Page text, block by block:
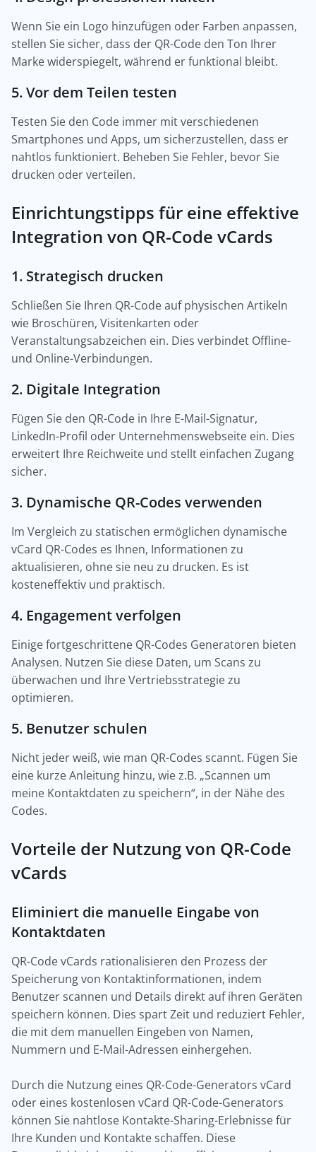
Wenn Sie ein Logo hinzufügen oder Farben anpassen,
stellen Sie sicher, dass der QR-Code den Ton Ihrer
Marke widerspiegelt, während er funktional bleibt.
5. Vor dem Teilen testen
Testen Sie den Code immer mit verschiedenen
Smartphones und Apps, um sicherzustellen, dass er
nahtlos funktioniert. Beheben Sie Fehler, bevor Sie
drucken oder verteilen.
Einrichtungstipps für eine effektive
Integration von QR-Code vCards
1. Strategisch drucken
Schließen Sie Ihren QR-Code auf physischen Artikeln
wie Broschüren, Visitenkarten oder
Veranstaltungsabzeichen ein. Dies verbindet Offline-
und Online-Verbindungen.
2. Digitale Integration
Fügen Sie den QR-Code in Ihre E-Mail-Signatur,
LinkedIn-Profil oder Unternehmenswebseite ein. Dies
erweitert Ihre Reichweite und stellt einfachen Zugang
sicher.
3. Dynamische QR-Codes verwenden
Im Vergleich zu statischen ermöglichen dynamische
vCard QR-Codes es Ihnen, Informationen zu
aktualisieren, ohne sie neu zu drucken. Es ist
kosteneffektiv und praktisch.
4. Engagement verfolgen
Einige fortgeschrittene QR-Codes Generatoren bieten
Analysen. Nutzen Sie diese Daten, um Scans zu
überwachen und Ihre Vertriebsstrategie zu
optimieren.
5. Benutzer schulen
Nicht jeder weiß, wie man QR-Codes scannt. Fügen Sie
eine kurze Anleitung hinzu, wie z.B. „Scannen um
meine Kontaktdaten zu speichern“, in der Nähe des
Codes.
Vorteile der Nutzung von QR-Code
vCards
Eliminiert die manuelle Eingabe von
Kontaktdaten
QR-Code vCards rationalisieren den Prozess der
Speicherung von Kontaktinformationen, indem
Benutzer scannen und Details direkt auf ihren Geräten
speichern können. Dies spart Zeit und reduziert Fehler,
die mit dem manuellen Eingeben von Namen,
Nummern und E-Mail-Adressen einhergehen.
Durch die Nutzung eines QR-Code-Generators vCard
oder eines kostenlosen vCard QR-Code-Generators
können Sie nahtlose Kontakte-Sharing-Erlebnisse für
Ihre Kunden und Kontakte schaffen. Diese